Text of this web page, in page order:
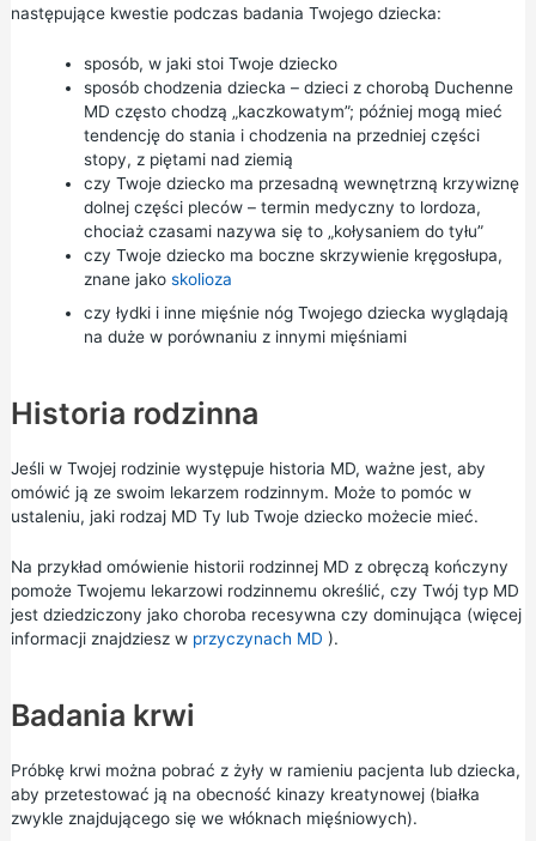
następujące kwestie podczas badania Twojego dziecka:
sposób, w jaki stoi Twoje dziecko
sposób chodzenia dziecka – dzieci z chorobą Duchenne
MD często chodzą „kaczkowatym”; później mogą mieć
tendencję do stania i chodzenia na przedniej części
stopy, z piętami nad ziemią
czy Twoje dziecko ma przesadną wewnętrzną krzywiznę
dolnej części pleców – termin medyczny to lordoza,
chociaż czasami nazywa się to „kołysaniem do tyłu”
czy Twoje dziecko ma boczne skrzywienie kręgosłupa,
znane jako skolioza
czy łydki i inne mięśnie nóg Twojego dziecka wyglądają
na duże w porównaniu z innymi mięśniami
Historia rodzinna
Jeśli w Twojej rodzinie występuje historia MD, ważne jest, aby
omówić ją ze swoim lekarzem rodzinnym. Może to pomóc w
ustaleniu, jaki rodzaj MD Ty lub Twoje dziecko możecie mieć.
Na przykład omówienie historii rodzinnej MD z obręczą kończyny
pomoże Twojemu lekarzowi rodzinnemu określić, czy Twój typ MD
jest dziedziczony jako choroba recesywna czy dominująca (więcej
informacji znajdziesz w przyczynach MD ).
Badania krwi
Próbkę krwi można pobrać z żyły w ramieniu pacjenta lub dziecka,
aby przetestować ją na obecność kinazy kreatynowej (białka
zwykle znajdującego się we włóknach mięśniowych).